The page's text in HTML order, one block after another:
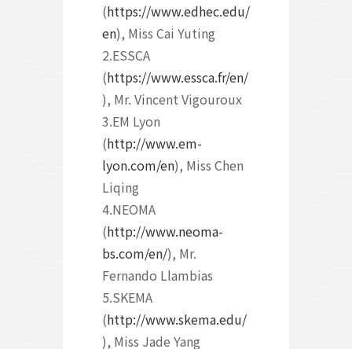
(https://www.edhec.edu/
en), Miss Cai Yuting
2.ESSCA
(https://www.essca.fr/en/
), Mr. Vincent Vigouroux
3.EM Lyon
(http://www.em-
lyon.com/en), Miss Chen
Liqing
4.NEOMA
(http://www.neoma-
bs.com/en/), Mr.
Fernando Llambias
5.SKEMA
(http://www.skema.edu/
), Miss Jade Yang